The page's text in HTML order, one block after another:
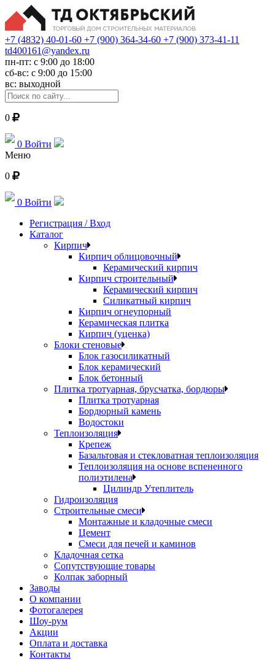
+7 (4832) 40-01-60 +7 (900) 364-34-60 +7 (900) 373-41-11
td400161@yandex.ru
пн-пт: с 9:00 до 18:00
сб-вс: с 9:00 до 15:00
вс: выходной
0
0 Войти
Меню
0
0 Войти
Регистрация / Вход
Каталог
Кирпич
Кирпич облицовочный
Керамический кирпич
Кирпич строительный
Керамический кирпич
Силикатный кирпич
Кирпич огнеупорный
Керамическая плитка
Кирпич (уценка)
Блоки стеновые
Блок газосиликатный
Блок керамический
Блок бетонный
Плитка тротуарная, брусчатка, бордюры
Плитка тротуарная
Бордюрный камень
Водостоки
Теплоизоляция
Крепеж
Базальтовая и стекловатная теплоизоляция
Теплоизоляция на основе вспененного
полиэтилена
Цилиндр Утеплитель
Гидроизоляция
Строительные смеси
Монтажные и кладочные смеси
Цемент
Смеси для печей и каминов
Кладочная сетка
Сопутствующие товары
Колпак заборный
Заводы
О компании
Фотогалерея
Шоу-рум
Акции
Оплата и доставка
Контакты